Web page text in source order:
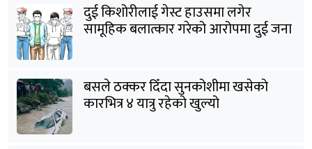
दुई किशोरीलाई गेस्ट हाउसमा लगेर
सामूहिक बलात्कार गरेको आरोपमा दुई जना
बसले ठक्कर दिँदा सुनकोशीमा खसेकाे
कारभित्र ४ यात्रु रहेको खुल्यो